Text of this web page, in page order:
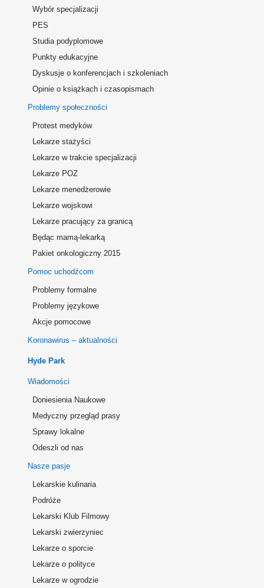
Wybór specjalizacji
PES
Studia podyplomowe
Punkty edukacyjne
Dyskusje o konferencjach i szkoleniach
Opinie o książkach i czasopismach
Problemy społeczności
Protest medyków
Lekarze stażyści
Lekarze w trakcie specjalizacji
Lekarze POZ
Lekarze menedżerowie
Lekarze wojskowi
Lekarze pracujący za granicą
Będąc mamą-lekarką
Pakiet onkologiczny 2015
Pomoc uchodźcom
Problemy formalne
Problemy językowe
Akcje pomocowe
Koronawirus – aktualności
Hyde Park
Wiadomości
Doniesienia Naukowe
Medyczny przegląd prasy
Sprawy lokalne
Odeszli od nas
Nasze pasje
Lekarskie kulinaria
Podróże
Lekarski Klub Filmowy
Lekarski zwierzyniec
Lekarze o sporcie
Lekarze o polityce
Lekarze w ogrodzie